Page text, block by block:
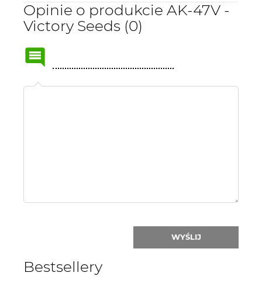
Opinie o produkcie AK-47V -
Victory Seeds (0)
WYŚLIJ
Bestsellery